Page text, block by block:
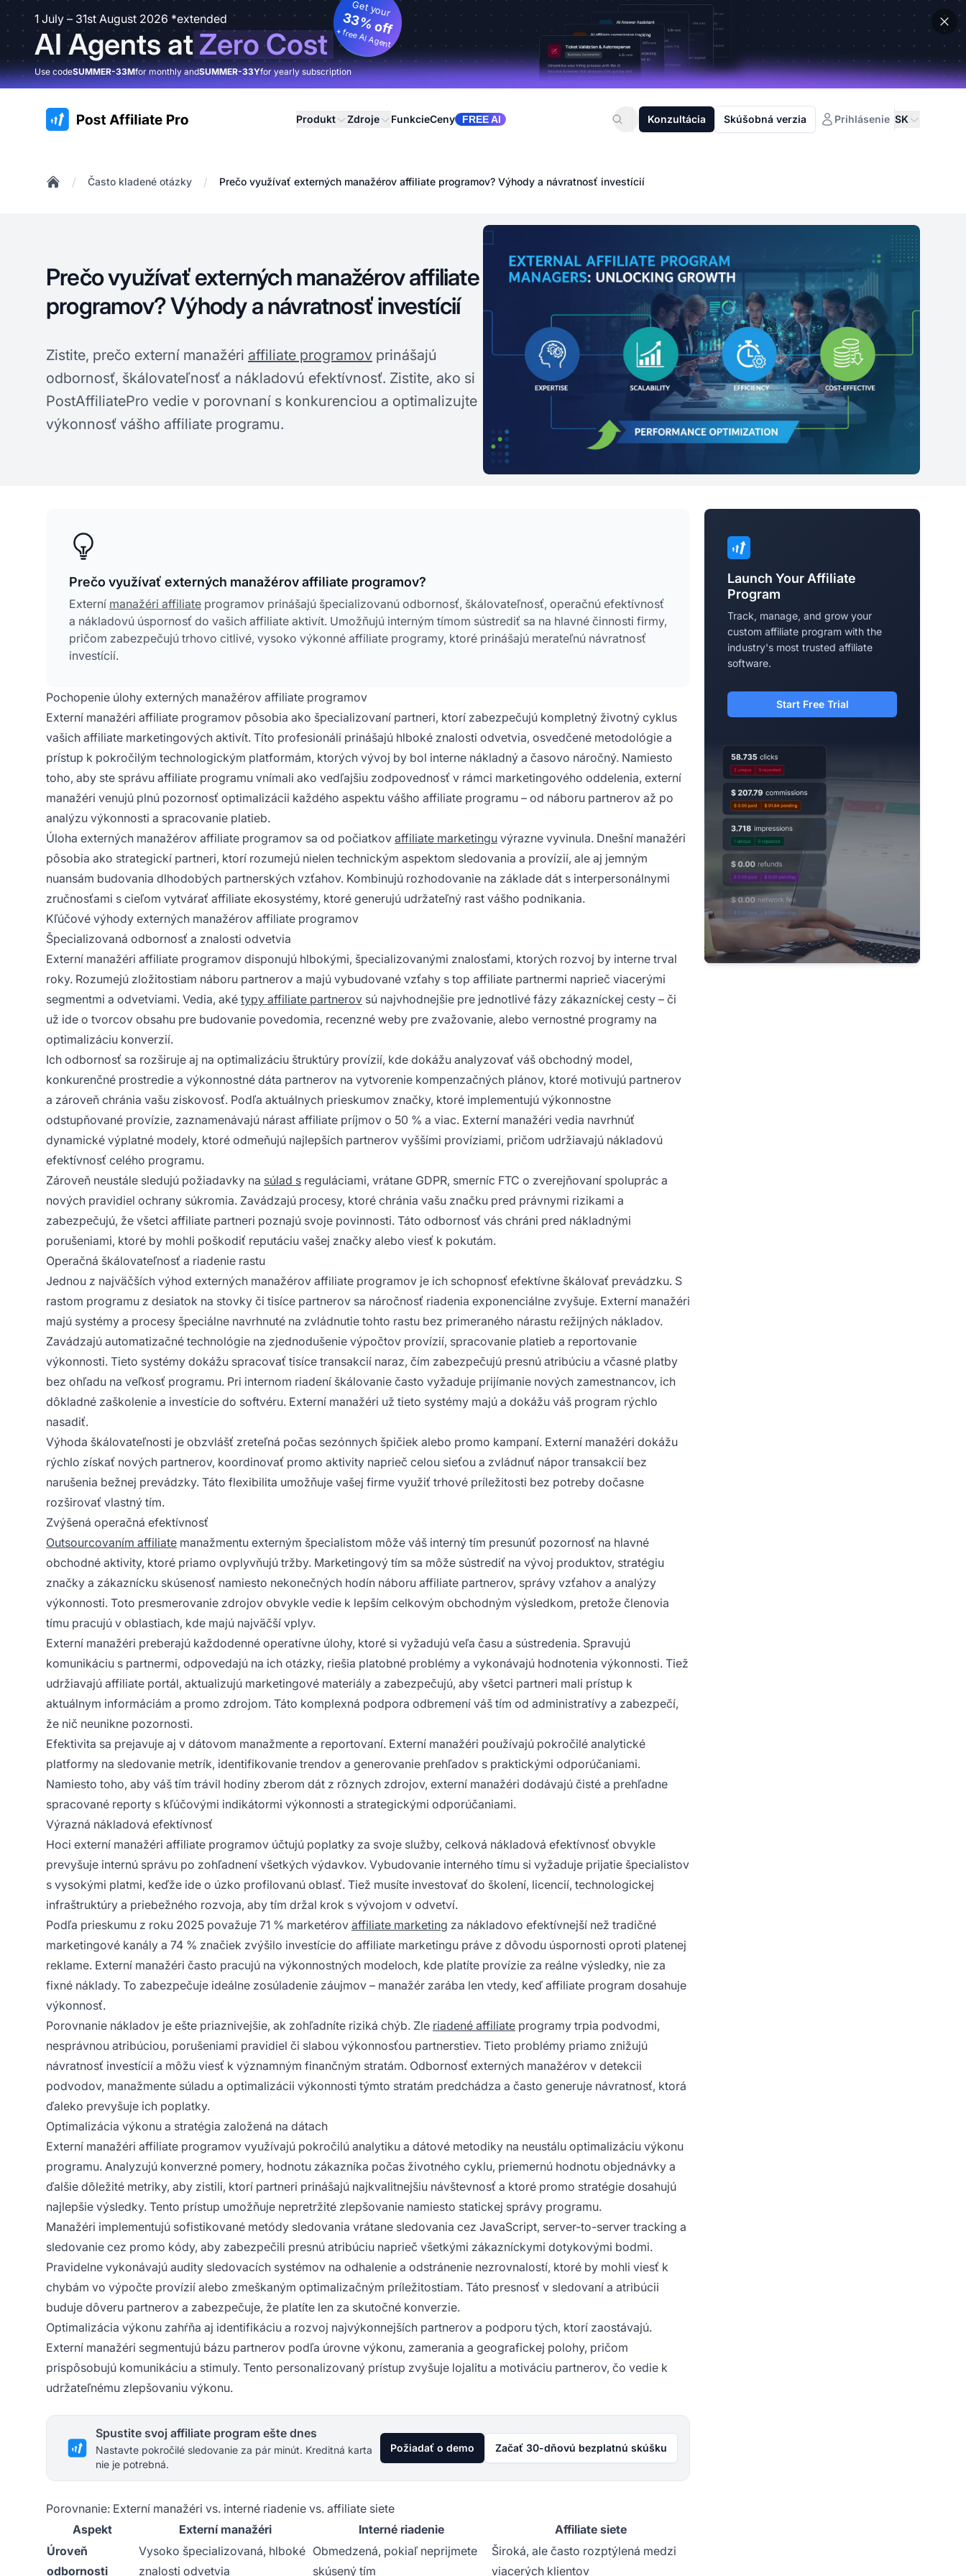
1 July – 31st August 2026 *extended
AI Agents atZero Cost
Get your
33% off
+ free AI Agent
Use codeSUMMER-33Mfor monthly andSUMMER-33Yfor yearly subscription
:site.title Produkt Zdroje FunkcieCeny FREE AI Konzultácia Skúšobná verzia Prihlásenie SK
/ Často kladené otázky / Prečo využívať externých manažérov affiliate programov? Výhody a návratnosť investícií
Prečo využívať externých manažérov affiliate
programov? Výhody a návratnosť investícií
Zistite, prečo externí manažéri affiliate programov prinášajú
odbornosť, škálovateľnosť a nákladovú efektívnosť. Zistite, ako si
PostAffiliatePro vedie v porovnaní s konkurenciou a optimalizujte
výkonnosť vášho affiliate programu.
Prečo využívať externých manažérov affiliate programov?
Externí manažéri affiliate programov prinášajú špecializovanú odbornosť, škálovateľnosť, operačnú efektívnosť
a nákladovú úspornosť do vašich affiliate aktivít. Umožňujú interným tímom sústrediť sa na hlavné činnosti firmy,
pričom zabezpečujú trhovo citlivé, vysoko výkonné affiliate programy, ktoré prinášajú merateľnú návratnosť
investícií.
Pochopenie úlohy externých manažérov affiliate programov
Externí manažéri affiliate programov pôsobia ako špecializovaní partneri, ktorí zabezpečujú kompletný životný cyklus
vašich affiliate marketingových aktivít. Títo profesionáli prinášajú hlboké znalosti odvetvia, osvedčené metodológie a
prístup k pokročilým technologickým platformám, ktorých vývoj by bol interne nákladný a časovo náročný. Namiesto
toho, aby ste správu affiliate programu vnímali ako vedľajšiu zodpovednosť v rámci marketingového oddelenia, externí
manažéri venujú plnú pozornosť optimalizácii každého aspektu vášho affiliate programu – od náboru partnerov až po
analýzu výkonnosti a spracovanie platieb.
Úloha externých manažérov affiliate programov sa od počiatkov affiliate marketingu výrazne vyvinula. Dnešní manažéri
pôsobia ako strategickí partneri, ktorí rozumejú nielen technickým aspektom sledovania a provízií, ale aj jemným
nuansám budovania dlhodobých partnerských vzťahov. Kombinujú rozhodovanie na základe dát s interpersonálnymi
zručnosťami s cieľom vytvárať affiliate ekosystémy, ktoré generujú udržateľný rast vášho podnikania.
Kľúčové výhody externých manažérov affiliate programov
Špecializovaná odbornosť a znalosti odvetvia
Externí manažéri affiliate programov disponujú hlbokými, špecializovanými znalosťami, ktorých rozvoj by interne trval
roky. Rozumejú zložitostiam náboru partnerov a majú vybudované vzťahy s top affiliate partnermi naprieč viacerými
segmentmi a odvetviami. Vedia, aké typy affiliate partnerov sú najvhodnejšie pre jednotlivé fázy zákazníckej cesty – či
už ide o tvorcov obsahu pre budovanie povedomia, recenzné weby pre zvažovanie, alebo vernostné programy na
optimalizáciu konverzií.
Ich odbornosť sa rozširuje aj na optimalizáciu štruktúry provízií, kde dokážu analyzovať váš obchodný model,
konkurenčné prostredie a výkonnostné dáta partnerov na vytvorenie kompenzačných plánov, ktoré motivujú partnerov
a zároveň chránia vašu ziskovosť. Podľa aktuálnych prieskumov značky, ktoré implementujú výkonnostne
odstupňované provízie, zaznamenávajú nárast affiliate príjmov o 50 % a viac. Externí manažéri vedia navrhnúť
dynamické výplatné modely, ktoré odmeňujú najlepších partnerov vyššími províziami, pričom udržiavajú nákladovú
efektívnosť celého programu.
Zároveň neustále sledujú požiadavky na súlad s reguláciami, vrátane GDPR, smerníc FTC o zverejňovaní spoluprác a
nových pravidiel ochrany súkromia. Zavádzajú procesy, ktoré chránia vašu značku pred právnymi rizikami a
zabezpečujú, že všetci affiliate partneri poznajú svoje povinnosti. Táto odbornosť vás chráni pred nákladnými
porušeniami, ktoré by mohli poškodiť reputáciu vašej značky alebo viesť k pokutám.
Operačná škálovateľnosť a riadenie rastu
Jednou z najväčších výhod externých manažérov affiliate programov je ich schopnosť efektívne škálovať prevádzku. S
rastom programu z desiatok na stovky či tisíce partnerov sa náročnosť riadenia exponenciálne zvyšuje. Externí manažéri
majú systémy a procesy špeciálne navrhnuté na zvládnutie tohto rastu bez primeraného nárastu režijných nákladov.
Zavádzajú automatizačné technológie na zjednodušenie výpočtov provízií, spracovanie platieb a reportovanie
výkonnosti. Tieto systémy dokážu spracovať tisíce transakcií naraz, čím zabezpečujú presnú atribúciu a včasné platby
bez ohľadu na veľkosť programu. Pri internom riadení škálovanie často vyžaduje prijímanie nových zamestnancov, ich
dôkladné zaškolenie a investície do softvéru. Externí manažéri už tieto systémy majú a dokážu váš program rýchlo
nasadiť.
Výhoda škálovateľnosti je obzvlášť zreteľná počas sezónnych špičiek alebo promo kampaní. Externí manažéri dokážu
rýchlo získať nových partnerov, koordinovať promo aktivity naprieč celou sieťou a zvládnuť nápor transakcií bez
narušenia bežnej prevádzky. Táto flexibilita umožňuje vašej firme využiť trhové príležitosti bez potreby dočasne
rozširovať vlastný tím.
Zvýšená operačná efektívnosť
Outsourcovaním affiliate manažmentu externým špecialistom môže váš interný tím presunúť pozornosť na hlavné
obchodné aktivity, ktoré priamo ovplyvňujú tržby. Marketingový tím sa môže sústrediť na vývoj produktov, stratégiu
značky a zákaznícku skúsenosť namiesto nekonečných hodín náboru affiliate partnerov, správy vzťahov a analýzy
výkonnosti. Toto presmerovanie zdrojov obvykle vedie k lepším celkovým obchodným výsledkom, pretože členovia
tímu pracujú v oblastiach, kde majú najväčší vplyv.
Externí manažéri preberajú každodenné operatívne úlohy, ktoré si vyžadujú veľa času a sústredenia. Spravujú
komunikáciu s partnermi, odpovedajú na ich otázky, riešia platobné problémy a vykonávajú hodnotenia výkonnosti. Tiež
udržiavajú affiliate portál, aktualizujú marketingové materiály a zabezpečujú, aby všetci partneri mali prístup k
aktuálnym informáciám a promo zdrojom. Táto komplexná podpora odbremení váš tím od administratívy a zabezpečí,
že nič neunikne pozornosti.
Efektivita sa prejavuje aj v dátovom manažmente a reportovaní. Externí manažéri používajú pokročilé analytické
platformy na sledovanie metrík, identifikovanie trendov a generovanie prehľadov s praktickými odporúčaniami.
Namiesto toho, aby váš tím trávil hodiny zberom dát z rôznych zdrojov, externí manažéri dodávajú čisté a prehľadne
spracované reporty s kľúčovými indikátormi výkonnosti a strategickými odporúčaniami.
Výrazná nákladová efektívnosť
Hoci externí manažéri affiliate programov účtujú poplatky za svoje služby, celková nákladová efektívnosť obvykle
prevyšuje internú správu po zohľadnení všetkých výdavkov. Vybudovanie interného tímu si vyžaduje prijatie špecialistov
s vysokými platmi, keďže ide o úzko profilovanú oblasť. Tiež musíte investovať do školení, licencií, technologickej
infraštruktúry a priebežného rozvoja, aby tím držal krok s vývojom v odvetví.
Podľa prieskumu z roku 2025 považuje 71 % marketérov affiliate marketing za nákladovo efektívnejší než tradičné
marketingové kanály a 74 % značiek zvýšilo investície do affiliate marketingu práve z dôvodu úspornosti oproti platenej
reklame. Externí manažéri často pracujú na výkonnostných modeloch, kde platíte provízie za reálne výsledky, nie za
fixné náklady. To zabezpečuje ideálne zosúladenie záujmov – manažér zarába len vtedy, keď affiliate program dosahuje
výkonnosť.
Porovnanie nákladov je ešte priaznivejšie, ak zohľadníte riziká chýb. Zle riadené affiliate programy trpia podvodmi,
nesprávnou atribúciou, porušeniami pravidiel či slabou výkonnosťou partnerstiev. Tieto problémy priamo znižujú
návratnosť investícií a môžu viesť k významným finančným stratám. Odbornosť externých manažérov v detekcii
podvodov, manažmente súladu a optimalizácii výkonnosti týmto stratám predchádza a často generuje návratnosť, ktorá
ďaleko prevyšuje ich poplatky.
Optimalizácia výkonu a stratégia založená na dátach
Externí manažéri affiliate programov využívajú pokročilú analytiku a dátové metodiky na neustálu optimalizáciu výkonu
programu. Analyzujú konverzné pomery, hodnotu zákazníka počas životného cyklu, priemernú hodnotu objednávky a
ďalšie dôležité metriky, aby zistili, ktorí partneri prinášajú najkvalitnejšiu návštevnosť a ktoré promo stratégie dosahujú
najlepšie výsledky. Tento prístup umožňuje nepretržité zlepšovanie namiesto statickej správy programu.
Manažéri implementujú sofistikované metódy sledovania vrátane sledovania cez JavaScript, server-to-server tracking a
sledovanie cez promo kódy, aby zabezpečili presnú atribúciu naprieč všetkými zákazníckymi dotykovými bodmi.
Pravidelne vykonávajú audity sledovacích systémov na odhalenie a odstránenie nezrovnalostí, ktoré by mohli viesť k
chybám vo výpočte provízií alebo zmeškaným optimalizačným príležitostiam. Táto presnosť v sledovaní a atribúcii
buduje dôveru partnerov a zabezpečuje, že platíte len za skutočné konverzie.
Optimalizácia výkonu zahŕňa aj identifikáciu a rozvoj najvýkonnejších partnerov a podporu tých, ktorí zaostávajú.
Externí manažéri segmentujú bázu partnerov podľa úrovne výkonu, zamerania a geografickej polohy, pričom
prispôsobujú komunikáciu a stimuly. Tento personalizovaný prístup zvyšuje lojalitu a motiváciu partnerov, čo vedie k
udržateľnému zlepšovaniu výkonu.
Spustite svoj affiliate program ešte dnes
Nastavte pokročilé sledovanie za pár minút. Kreditná karta
nie je potrebná.
Požiadať o demo Začať 30-dňovú bezplatnú skúšku
Porovnanie: Externí manažéri vs. interné riadenie vs. affiliate siete
Aspekt
Externí manažéri Interné riadenie
Affiliate siete
Úroveň
odbornosti
Vysoko špecializovaná, hlboké
znalosti odvetvia
Obmedzená, pokiaľ neprijmete
skúsený tím
Široká, ale často rozptýlená medzi
viacerých klientov
Launch Your Affiliate
Program
Track, manage, and grow your
custom affiliate program with the
industry's most trusted affiliate
software.
Start Free Trial